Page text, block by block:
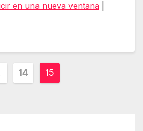
en una nueva ventana
14 15